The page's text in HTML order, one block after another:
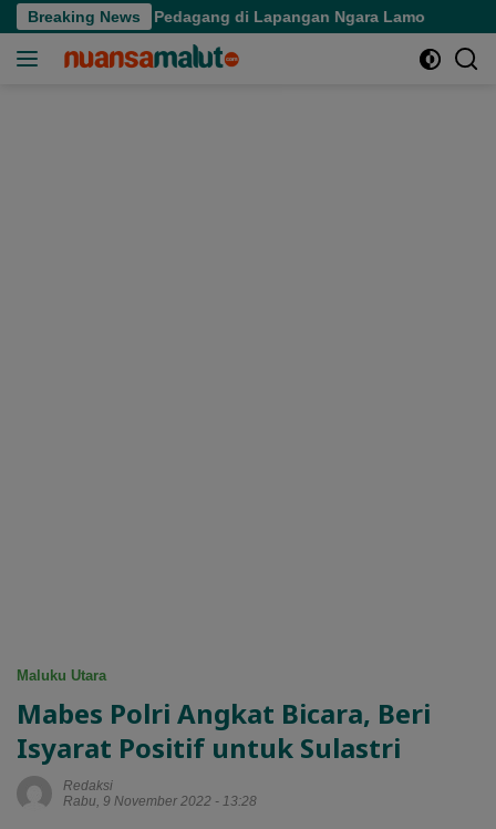
Langsung
ke
Breaking News
Aktivitas Pedagang di Lapangan Ngara Lamo
Maluku Utara
Mabes Polri Angkat Bicara, Beri
Isyarat Positif untuk Sulastri
Redaksi
Rabu, 9 November 2022 - 13:28